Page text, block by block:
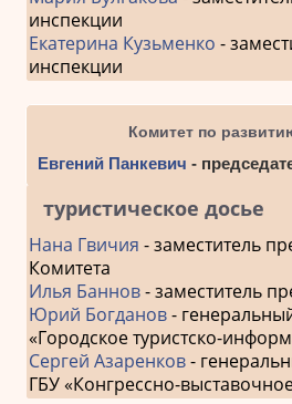
инспекции
Екатерина Кузьменко -
инспекции
Комитет по
Евгений Панкевич -
туристическое досье
Нана Гвичия - заместитель
Комитета
Илья Баннов- заместитель
Юрий Богданов-
«Городское туристско-
Сергей Азаренков-
ГБУ «Конгрессно-